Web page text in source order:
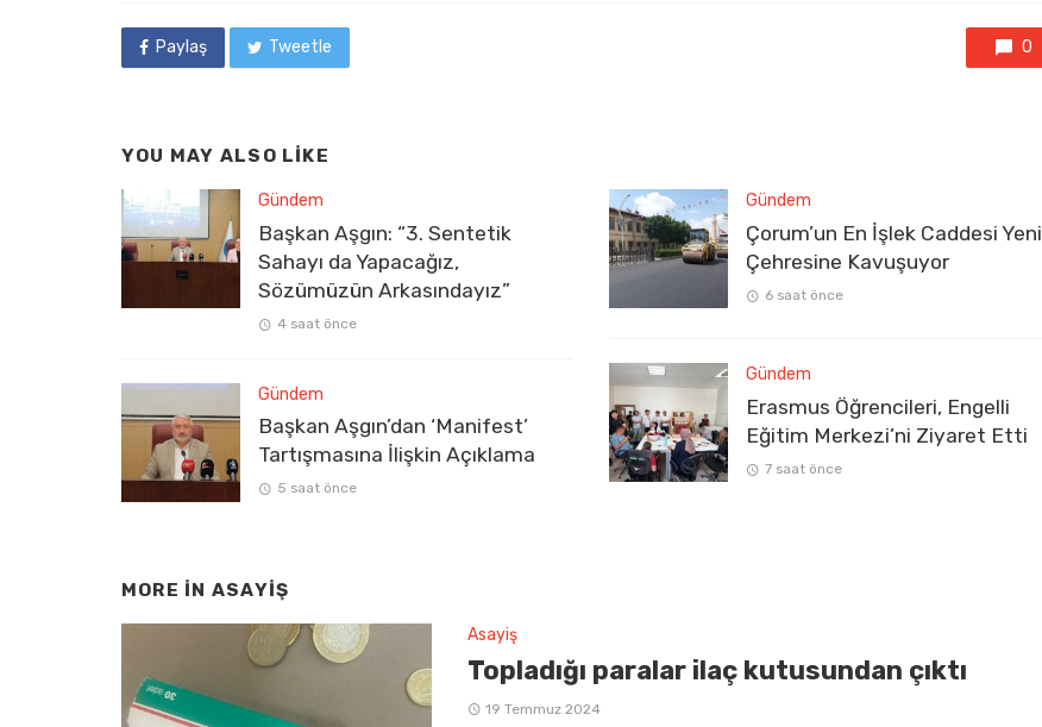
Paylaş Tweetle 0
YOU MAY ALSO LIKE
Gündem
Başkan Aşgın: “3. Sentetik
Sahayı da Yapacağız,
Sözümüzün Arkasındayız”
4 saat önce
Gündem
Başkan Aşgın’dan ‘Manifest’
Tartışmasına İlişkin Açıklama
5 saat önce
Gündem
Çorum’un En İşlek Caddesi Yeni
Çehresine Kavuşuyor
6 saat önce
Gündem
Erasmus Öğrencileri, Engelli
Eğitim Merkezi’ni Ziyaret Etti
7 saat önce
MORE IN ASAYIŞ
Asayiş
Topladığı paralar ilaç kutusundan çıktı
19 Temmuz 2024